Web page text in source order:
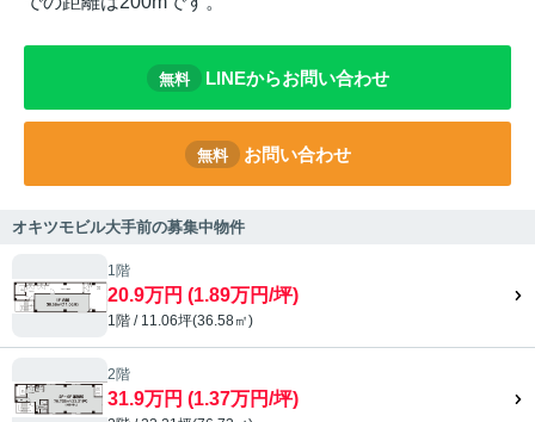
無料 LINEからお問い合わせ
無料 お問い合わせ
オキツモビル大手前の募集中物件
1階
20.9万円 (1.89万円/坪)
1階 / 11.06坪(36.58㎡)
2階
31.9万円 (1.37万円/坪)